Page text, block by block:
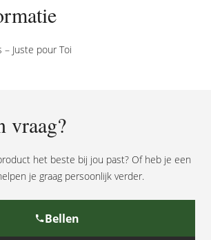
Juste pour Toi
vraag?
het beste bij jou past? Of heb je een
je graag persoonlijk verder.
Bellen